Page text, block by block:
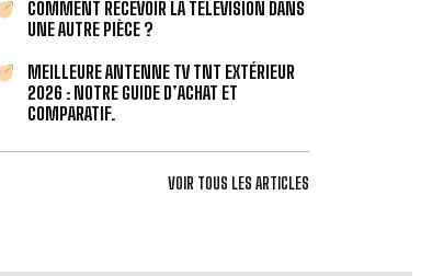
COMMENT RECEVOIR LA TÉLÉVISION DANS
UNE AUTRE PIÈCE ?
MEILLEURE ANTENNE TV TNT EXTÉRIEUR
2026 : NOTRE GUIDE D’ACHAT ET
COMPARATIF.
VOIR TOUS LES ARTICLES